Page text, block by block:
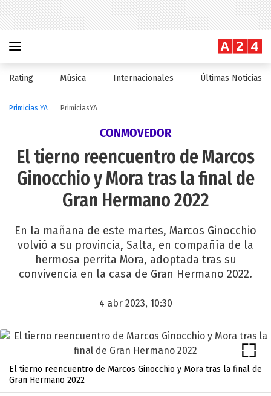
Rating Música Internacionales Últimas Noticias
Primicias YA PrimiciasYA
CONMOVEDOR
El tierno reencuentro de Marcos
Ginocchio y Mora tras la final de
Gran Hermano 2022
En la mañana de este martes, Marcos Ginocchio
volvió a su provincia, Salta, en compañía de la
hermosa perrita Mora, adoptada tras su
convivencia en la casa de Gran Hermano 2022.
4 abr 2023, 10:30
El tierno reencuentro de Marcos Ginocchio y Mora tras la final de
Gran Hermano 2022